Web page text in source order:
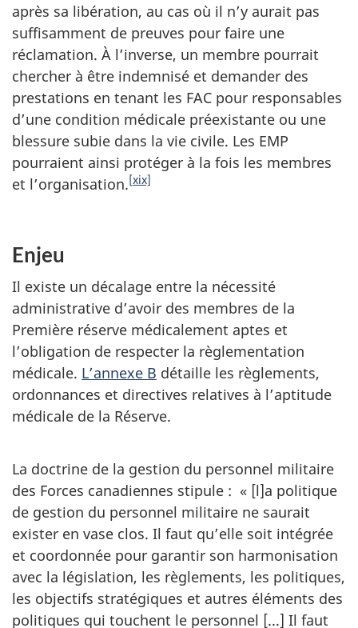
après sa libération, au cas où il n’y aurait pas
suffisamment de preuves pour faire une
réclamation. À l’inverse, un membre pourrait
chercher à être indemnisé et demander des
prestations en tenant les FAC pour responsables
d’une condition médicale préexistante ou une
blessure subie dans la vie civile. Les EMP
pourraient ainsi protéger à la fois les membres
et l’organisation.[xix]
Enjeu
Il existe un décalage entre la nécessité
administrative d’avoir des membres de la
Première réserve médicalement aptes et
l’obligation de respecter la règlementation
médicale. L’annexe B détaille les règlements,
ordonnances et directives relatives à l’aptitude
médicale de la Réserve.
La doctrine de la gestion du personnel militaire
des Forces canadiennes stipule : « [l]a politique
de gestion du personnel militaire ne saurait
exister en vase clos. Il faut qu’elle soit intégrée
et coordonnée pour garantir son harmonisation
avec la législation, les règlements, les politiques,
les objectifs stratégiques et autres éléments des
politiques qui touchent le personnel [...] Il faut